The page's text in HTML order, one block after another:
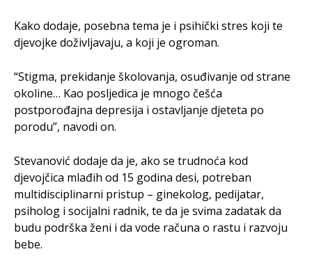
Kako dodaje, posebna tema je i psihički stres koji te
djevojke doživljavaju, a koji je ogroman.
“Stigma, prekidanje školovanja, osuđivanje od strane
okoline… Kao posljedica je mnogo češća
postporođajna depresija i ostavljanje djeteta po
porodu”, navodi on.
Stevanović dodaje da je, ako se trudnoća kod
djevojčica mlađih od 15 godina desi, potreban
multidisciplinarni pristup – ginekolog, pedijatar,
psiholog i socijalni radnik, te da je svima zadatak da
budu podrška ženi i da vode računa o rastu i razvoju
bebe.